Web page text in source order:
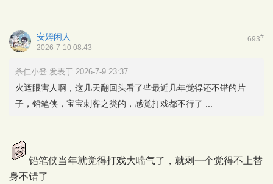
693#
安姆闲人
2026-7-10 08:43
杀仁小登 发表于 2026-7-9 23:37
火遮眼害人啊，这几天翻回头看了些最近几年觉得还不错的片
子，铅笔侠，宝宝刺客之类的，感觉打戏都不行了 ...
铅笔侠当年就觉得打戏大喘气了，就剩一个觉得不上替
身不错了